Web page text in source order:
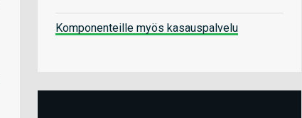
Komponenteille myös kasauspalvelu